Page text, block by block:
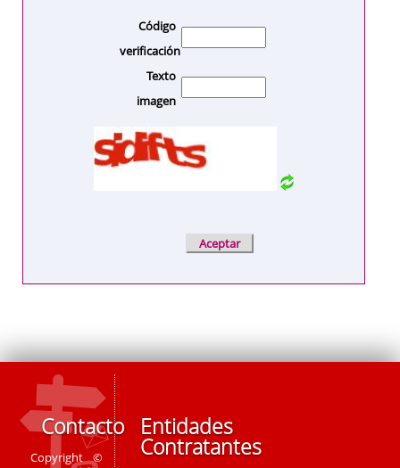
Código
verificación
Texto
imagen
Contacto
Copyright ©
Entidades
Contratantes